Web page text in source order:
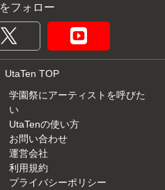
フォロー
UtaTen TOP
学園祭にアーティストを呼びた
い
UtaTenの使い方
お問い合わせ
運営会社
利用規約
プライバシーポリシー